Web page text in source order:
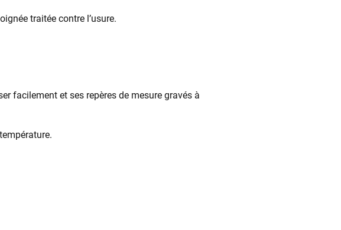
traitée contre l’usure.
facilement et ses repères de mesure gravés à